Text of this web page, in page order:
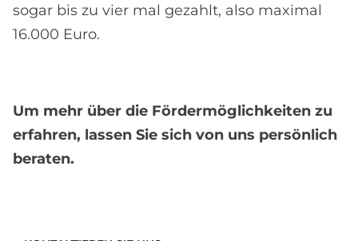
sogar bis zu vier mal gezahlt, also maximal
16.000 Euro.
Um mehr über die Fördermöglichkeiten zu
erfahren, lassen Sie sich von uns persönlich
beraten.